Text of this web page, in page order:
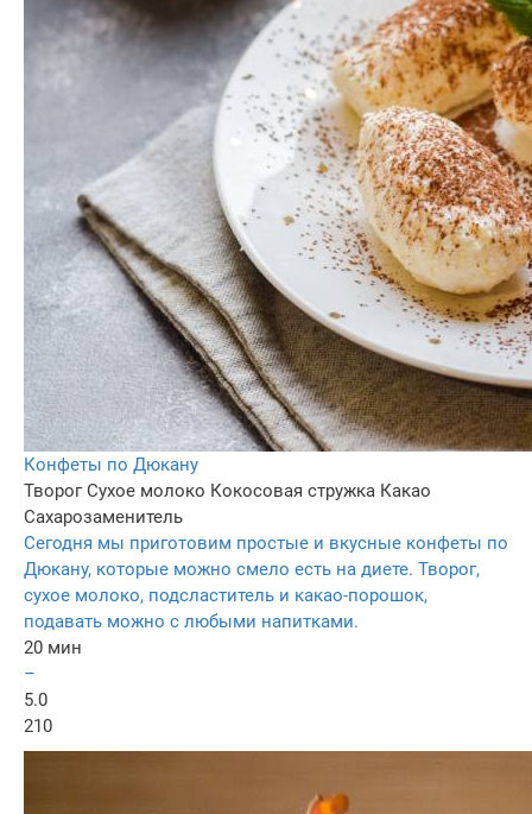
Конфеты по Дюкану
Творог Сухое молоко Кокосовая стружка Какао
Сахарозаменитель
Сегодня мы приготовим простые и вкусные конфеты по
Дюкану, которые можно смело есть на диете. Творог,
сухое молоко, подсластитель и какао-порошок,
подавать можно с любыми напитками.
20 мин
–
5.0
210